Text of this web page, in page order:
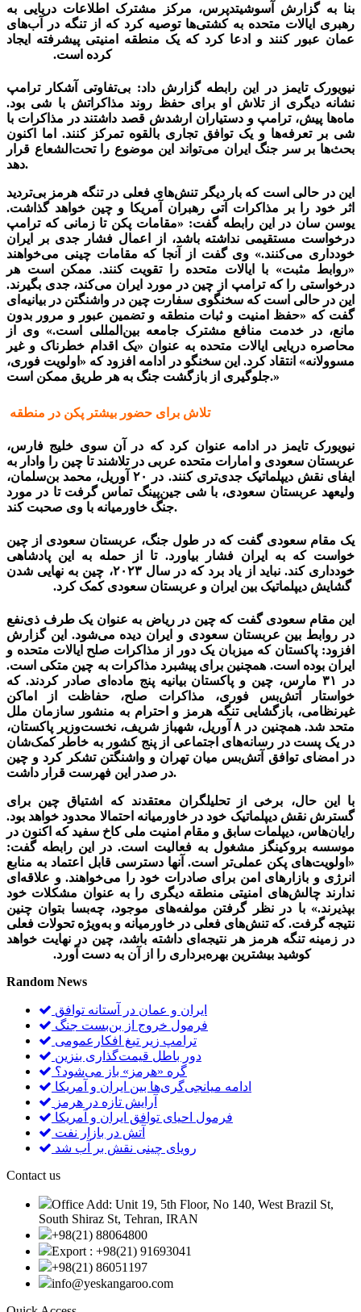
بنا به گزارش آسوشیتدپرس، مرکز مشترک اطلاعات دریایی به
رهبری ایالات متحده به کشتی‌ها توصیه کرد که از تنگه در آب‌های
عمان عبور کنند و ادعا کرد که یک منطقه امنیتی پیشرفته ایجاد
کرده است.
نیویورک تایمز در این رابطه گزارش داد: بی‌تفاوتی آشکار ترامپ
نشانه دیگری از تلاش او برای حفظ روند مذاکراتش با شی بود.
ماه‌ها پیش، ترامپ و دستیاران ارشدش قصد داشتند در مذاکرات با
شی بر تعرفه‌ها و یک توافق تجاری بالقوه تمرکز کنند. اما اکنون
بحث‌ها بر سر جنگ ایران می‌تواند این موضوع را تحت‌الشعاع قرار
دهد.
این در حالی است که بار دیگر تنش‌های فعلی در تنگه هرمز بی‌تردید
اثر خود را بر مذاکرات آتی رهبران آمریکا و چین خواهد گذاشت.
یوسن سان در این رابطه گفت: «مقامات پکن ‌تا زمانی که ‌ترامپ
درخواست مستقیمی نداشته باشد، از اعمال فشار جدی بر ایران
خودداری می‌کنند.» وی گفت از آنجا که مقامات چینی می‌خواهند
«روابط مثبت» با ایالات متحده را تقویت کنند. ممکن است هر
درخواستی را که ترامپ از چین در مورد ایران می‌کند، جدی بگیرند.
این در حالی است که سخنگوی سفارت چین در واشنگتن در بیانیه‌ای
گفت که «حفظ امنیت و ثبات منطقه و تضمین عبور و مرور بدون
مانع، در خدمت منافع مشترک جامعه بین‌المللی است.» وی از
محاصره دریایی ایالات متحده به عنوان «یک اقدام خطرناک و غیر
مسوولانه» انتقاد کرد. این سخنگو در ادامه افزود که «اولویت فوری،
جلوگیری از بازگشت جنگ به هر طریق ممکن است.»
تلاش برای حضور بیشتر پکن در منطقه
نیویورک تایمز در ادامه عنوان کرد که در آن سوی خلیج فارس،
عربستان سعودی و امارات متحده عربی در تلاشند تا چین را وادار به
ایفای نقش دیپلماتیک جدی‌تری کنند. در ۲۰ آوریل، محمد بن‌سلمان،
ولیعهد عربستان سعودی، با شی جین‌پینگ تماس گرفت تا در مورد
جنگ خاورمیانه با وی صحبت کند.
یک مقام سعودی گفت که در طول جنگ، عربستان سعودی از چین
خواست که به ایران فشار بیاورد. تا از حمله به این پادشاهی
خودداری کند. نباید از یاد برد که در سال ۲۰۲۳، چین به نهایی شدن
گشایش دیپلماتیک بین ایران و عربستان سعودی کمک کرد.
این مقام سعودی گفت که چین در ریاض به عنوان یک طرف ذی‌نفع
در روابط بین عربستان سعودی و ایران دیده می‌شود. این گزارش
افزود: پاکستان که میزبان یک دور از مذاکرات صلح ایالات متحده و
ایران بوده است. همچنین برای پیشبرد مذاکرات به چین متکی است.
در ۳۱ مارس، چین و پاکستان بیانیه پنج ماده‌ای صادر کردند. که
خواستار آتش‌بس فوری، مذاکرات صلح، حفاظت از اماکن
غیرنظامی، بازگشایی تنگه هرمز و احترام به منشور سازمان ملل
متحد شد. همچنین در ۸ آوریل، شهباز شریف، نخست‌وزیر پاکستان،
در یک پست در رسانه‌های اجتماعی از پنج کشور به خاطر کمک‌شان
در امضای توافق آتش‌بس میان تهران و واشنگتن تشکر کرد و چین
در صدر این فهرست قرار داشت.
با این حال، برخی از تحلیلگران معتقدند که اشتیاق چین برای
گسترش نقش دیپلماتیک خود در خاورمیانه احتمالا محدود خواهد بود.
رایان‌هاس، دیپلمات سابق و مقام امنیت ملی کاخ سفید که اکنون در
موسسه بروکینگز مشغول به فعالیت است. در این رابطه گفت:
«اولویت‌های پکن عملی‌تر است. آنها دسترسی قابل اعتماد به منابع
انرژی و بازارهای امن برای صادرات خود را می‌خواهند. و علاقه‌ای
ندارند چالش‌های امنیتی منطقه دیگری را به عنوان مشکلات خود
بپذیرند.» با در نظر گرفتن مولفه‌های موجود، چه‌بسا بتوان چنین
نتیجه گرفت. که تنش‌های فعلی در خاورمیانه و به‌ویژه تحولات فعلی
در زمینه تنگه هرمز هر نتیجه‌ای داشته باشد، چین در نهایت خواهد
کوشید بیشترین بهره‌برداری را از آن به دست آورد.
Random News
ایران و عمان در آستانه توافق
فرمول خروج از بن‌بست جنگ
ترامپ زیر تیغ افکارعمومی
دور باطل قیمت‌گذاری بنزین
گره «هرمز» باز می‌شود؟
ادامه میانجی‌گری‌ها بین ایران و آمریکا
آرایش تازه در هرمز
فرمول احیای توافق ایران و آمریکا
آتش در بازار نفت
رویای چینی نقش بر آب شد
Contact us
Office Add: Unit 19, 5th Floor, No 140, West Brazil St,
South Shiraz St, Tehran, IRAN
+98(21) 88064800
Export : +98(21) 91693041
+98(21) 86051197
info@yeskangaroo.com